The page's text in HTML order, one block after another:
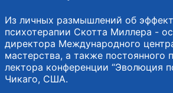
Из личных размышлений об
психотерапии Скотта Миллера -
директора Международного
мастерства, а также постоянного
лектора конференции “Эволюция
Чикаго, США.